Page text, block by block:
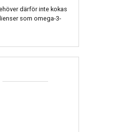
därför inte kokas
som omega-3-